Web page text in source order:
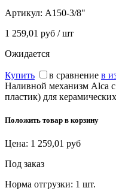
Артикул: A150-3/8"
1 259,01 руб / шт
Ожидается
Купить в сравнение в
Наливной механизм Alca с
пластик) для
Положить товар в корзину
Цена: 1 259,01 руб
Под заказ
Норма отгрузки: 1 шт.